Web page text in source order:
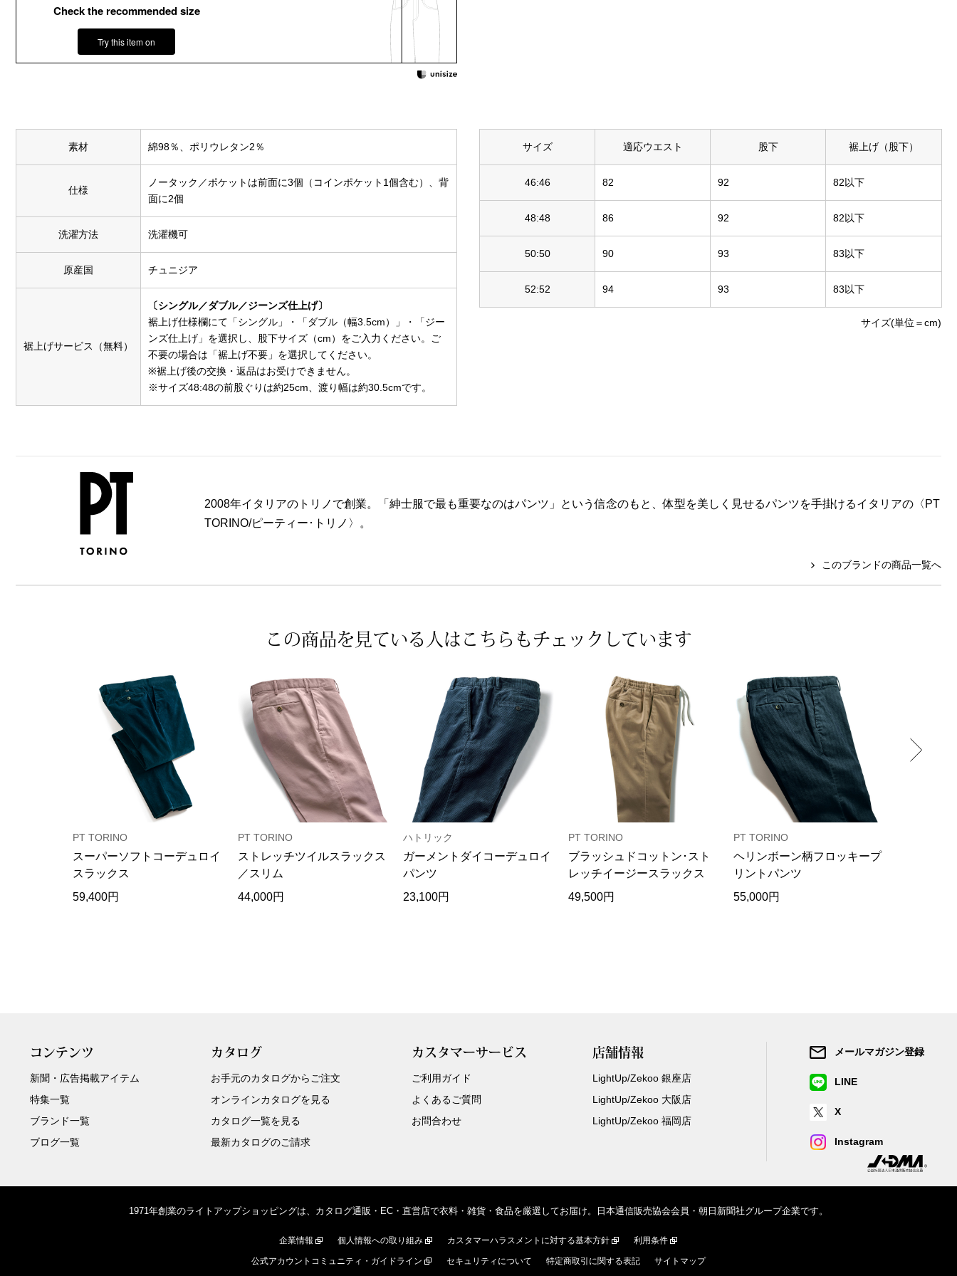
Check the recommended size
Try this item on
素材 綿98％、ポリウレタン2％
仕様
ノータック／ポケットは前面に3個（コインポケット1個含む）、背
面に2個
洗濯方法 洗濯機可
原産国 チュニジア
裾上げサービス（無料）
〔シングル／ダブル／ジーンズ仕上げ〕
裾上げ仕様欄にて「シングル」・「ダブル（幅3.5cm）」・「ジー
ンズ仕上げ」を選択し、股下サイズ（cm）をご入力ください。ご
不要の場合は「裾上げ不要」を選択してください。
※裾上げ後の交換・返品はお受けできません。
※サイズ48:48の前股ぐりは約25cm、渡り幅は約30.5cmです。
サイズ 適応ウエスト 股下 裾上げ（股下）
46:46 82 92 82以下
48:48 86 92 82以下
50:50 90 93 83以下
52:52 94 93 83以下
サイズ(単位＝cm)
2008年イタリアのトリノで創業。「紳士服で最も重要なのはパンツ」という信念のもと、体型を美しく見せるパンツを手掛けるイタリアの〈PT
TORINO/ピーティー･トリノ〉。
このブランドの商品一覧へ
この商品を見ている人は こちらもチェックしています
PT TORINO
スーパーソフトコーデュロイ
スラックス
59,400円
PT TORINO
ストレッチツイルスラックス
／スリム
44,000円
ハトリック
ガーメントダイコーデュロイ
パンツ
23,100円
PT TORINO
ブラッシュドコットン･スト
レッチイージースラックス
49,500円
PT TORINO
ヘリンボーン柄フロッキープ
リントパンツ
55,000円
コンテンツ
新聞・広告掲載アイテム
特集一覧
ブランド一覧
ブログ一覧
カタログ
お手元のカタログからご注文
オンラインカタログを見る
カタログ一覧を見る
最新カタログのご請求
カスタマーサービス
ご利用ガイド
よくあるご質問
お問合わせ
店舗情報
LightUp/Zekoo 銀座店
LightUp/Zekoo 大阪店
LightUp/Zekoo 福岡店
メールマガジン登録
LINE
X
Instagram
1971年創業のライトアップショッピングは、カタログ通販・EC・直営店で衣料・雑貨・食品を厳選してお届け。日本通信販売協会会員・朝日新聞社グループ企業です。
企業情報 個人情報への取り組み カスタマーハラスメントに対する基本方針 利用条件
公式アカウントコミュニティ・ガイドライン セキュリティについて 特定商取引に関する表記 サイトマップ